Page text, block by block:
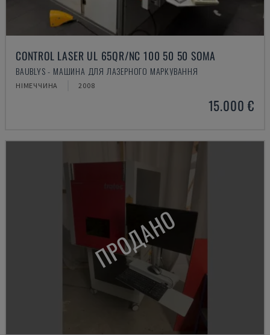
CONTROL LASER UL 65QR/NC 100 50 50 SOMA
BAUBLYS - МАШИНА ДЛЯ ЛАЗЕРНОГО МАРКУВАННЯ
НІМЕЧЧИНА 2008
15.000 €
ПРОДАНО